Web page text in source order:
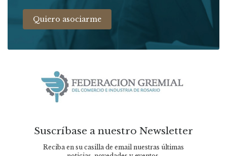
Quiero asociarme
Suscríbase a nuestro Newsletter
Reciba en su casilla de email nuestras últimas